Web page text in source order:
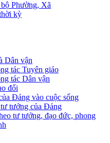
Phường, Xã
kỳ
Dân vận
tác Tuyên giáo
tác Dân vận
đổi
Đảng vào cuộc sống
tưởng của Đảng
tư tưởng, đạo đức, phong